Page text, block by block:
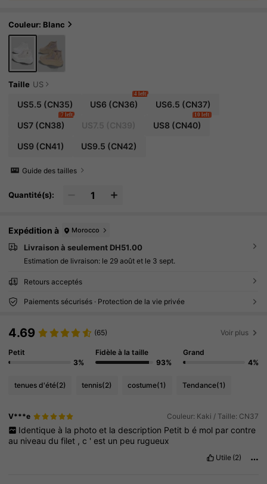
Couleur: Blanc
Taille US
US5.5 (CN35) US6 (CN36)
4 left
US6.5 (CN37)
US7(CN38)
7 left
US8 (CN40)
10 left
US9(CN41) US9.5 (CN42)
Guide des tailles
Quantité(s):
Expédition à Morocco
Livraison à seulement DH51.00
Estimation de livraison: le 29 août et le 3 sept.
Retours acceptés
Paiements sécurisés · Protection de la vie privée
4.69 (65) Voir plus
Petit
3%
Fidèle à la taille
93%
Grand
4%
tenues d'été(2) tennis(2) costume(1) Tendance(1)
V***e Couleur: Kaki / Taille: CN37
Identique à la photo et la description Petit b é mol par contre
au niveaudufilet ,c 'est un peu rugueux
Utile (2)